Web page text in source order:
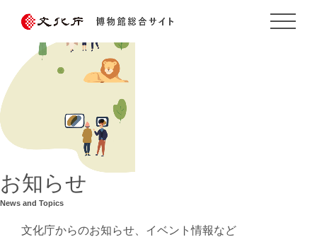
お知らせ
News and Topics
文化庁からのお知らせ、イベント情報など